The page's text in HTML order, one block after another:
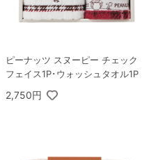
ピーナッツ スヌーピー チェック
フェイス1P･ウォッシュタオル1P
2,750円